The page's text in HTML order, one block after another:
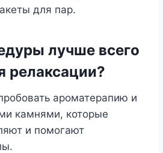
для пар.
лучше всего
релаксации?
ароматерапию и
камнями, которые
и помогают